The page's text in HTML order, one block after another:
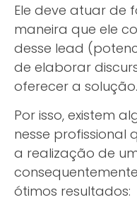
Ele deve atuar de
maneira que ele
desse lead
de elaborar
oferecer a solução.
Por isso, existem
nesse profissional
a realização de
ótimos resultados: